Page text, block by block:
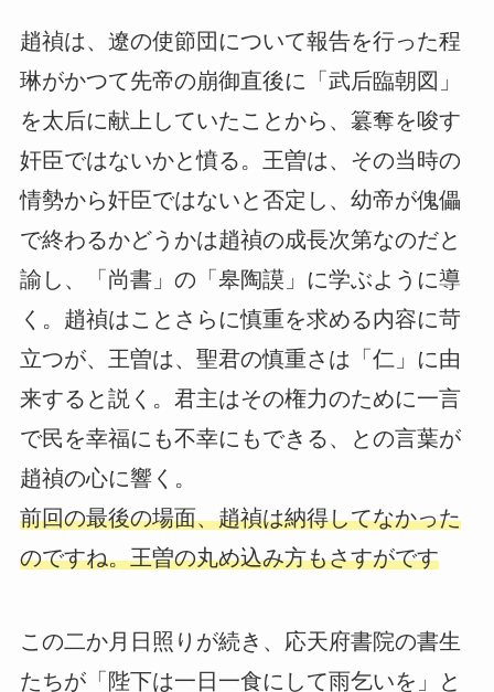
趙禎は、遼の使節団について報告を行った程
琳がかつて先帝の崩御直後に「武后臨朝図」
を太后に献上していたことから、簒奪を唆す
奸臣ではないかと憤る。王曽は、その当時の
情勢から奸臣ではないと否定し、幼帝が傀儡
で終わるかどうかは趙禎の成長次第なのだと
諭し、「尚書」の「皋陶謨」に学ぶように導
く。趙禎はことさらに慎重を求める内容に苛
立つが、王曽は、聖君の慎重さは「仁」に由
来すると説く。君主はその権力のために一言
で民を幸福にも不幸にもできる、との言葉が
趙禎の心に響く。
前回の最後の場面、趙禎は納得してなかった
のですね。王曽の丸め込み方もさすがです
この二か月日照りが続き、応天府書院の書生
たちが「陛下は一日一食にして雨乞いを」と